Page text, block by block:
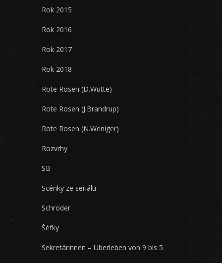
Rok 2015
Rok 2016
Rok 2017
Rok 2018
Rote Rosen (D.Wutte)
Rote Rosen (J.Brandrup)
Rote Rosen (N.Weniger)
Rozvrhy
SB
Scénky ze seriálu
Schröder
Šéfky
Sekretärinnen – Überleben von 9 bis 5